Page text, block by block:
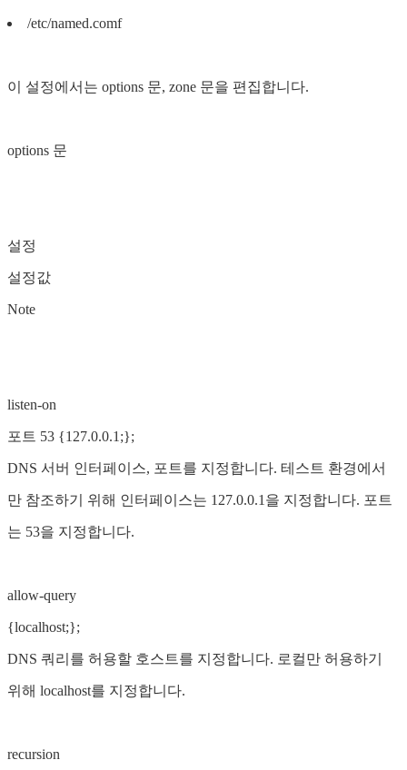
/etc/named.comf
이 설정에서는 options 문, zone 문을 편집합니다.
options 문
설정
설정값
Note
listen-on
포트 53 {127.0.0.1;};
DNS 서버 인터페이스, 포트를 지정합니다. 테스트 환경에서
만 참조하기 위해 인터페이스는 127.0.0.1을 지정합니다. 포트
는 53을 지정합니다.
allow-query
{localhost;};
DNS 쿼리를 허용할 호스트를 지정합니다. 로컬만 허용하기
위해 localhost를 지정합니다.
recursion